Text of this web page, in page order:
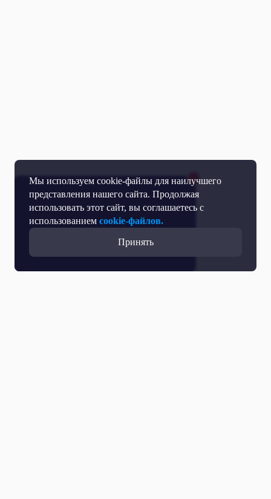
Мы используем cookie-файлы для наилучшего
представления нашего сайта. Продолжая
использовать этот сайт, вы соглашаетесь с
использованием cookie-файлов.
Принять